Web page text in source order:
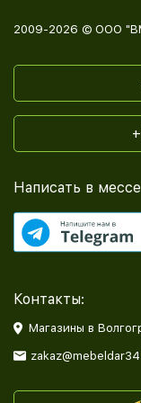
2009-2026 © ООО
Написать в
Контакты:
Магазины в